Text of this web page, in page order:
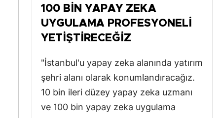
Kastamonu
Kırşehir
Kocaeli
100 BIN YAPAY ZEKA
UYGULAMA PROFESYONELI
YETIŞTIRECEĞIZ
"İstanbul'u yapay zeka alanında yatırım
şehri alanı olarak konumlandıracağız.
10 bin ileri düzey yapay zeka uzmanı
ve 100 bin yapay zeka uygulama